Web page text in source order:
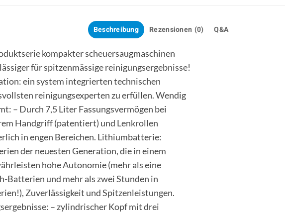
Beschreibung Rezensionen (0) Q&A
kompakter scheuersaugmaschinen
für spitzenmässige reinigungsergebnisse!
ein system integrierten technischen
reinigungsexperten zu erfüllen. Wendig
– Durch 7,5 Liter Fassungsvermögen bei
Handgriff (patentiert) und Lenkrollen
in engen Bereichen. Lithiumbatterie:
der neuesten Generation, die in einem
hohe Autonomie (mehr als eine
Batterien und mehr als zwei Stunden in
Zuverlässigkeit und Spitzenleistungen.
– zylindrischer Kopf mit drei